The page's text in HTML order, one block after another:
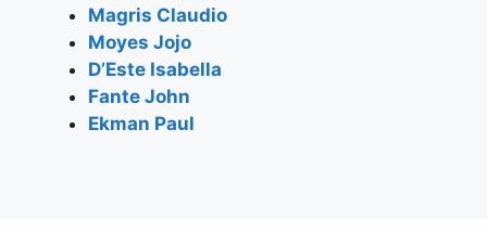
Magris Claudio
Moyes Jojo
D’Este Isabella
Fante John
Ekman Paul